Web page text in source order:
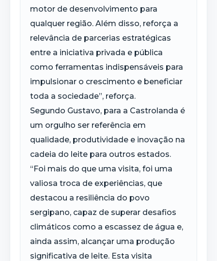
motor de desenvolvimento para
qualquer região. Além disso, reforça a
relevância de parcerias estratégicas
entre a iniciativa privada e pública
como ferramentas indispensáveis para
impulsionar o crescimento e beneficiar
toda a sociedade”, reforça.
Segundo Gustavo, para a Castrolanda é
um orgulho ser referência em
qualidade, produtividade e inovação na
cadeia do leite para outros estados.
“Foi mais do que uma visita, foi uma
valiosa troca de experiências, que
destacou a resiliência do povo
sergipano, capaz de superar desafios
climáticos como a escassez de água e,
ainda assim, alcançar uma produção
significativa de leite. Esta visita